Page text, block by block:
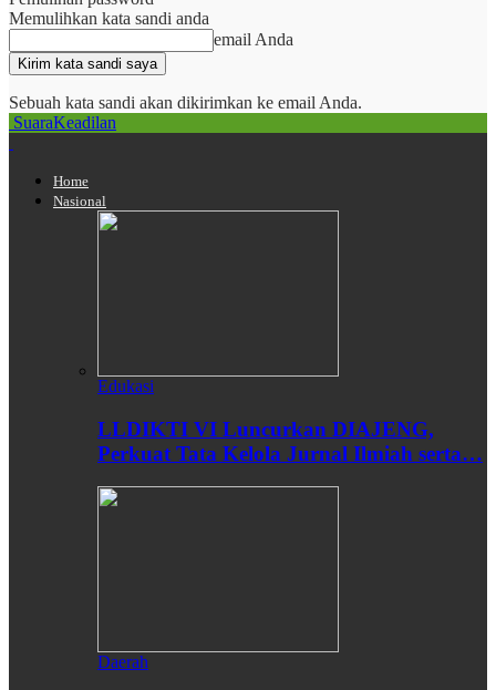
Memulihkan kata sandi anda
email Anda
Sebuah kata sandi akan dikirimkan ke email Anda.
SuaraKeadilan
Home
Nasional
Edukasi
LLDIKTI VI Luncurkan DIAJENG,
Perkuat Tata Kelola Jurnal Ilmiah serta…
Daerah